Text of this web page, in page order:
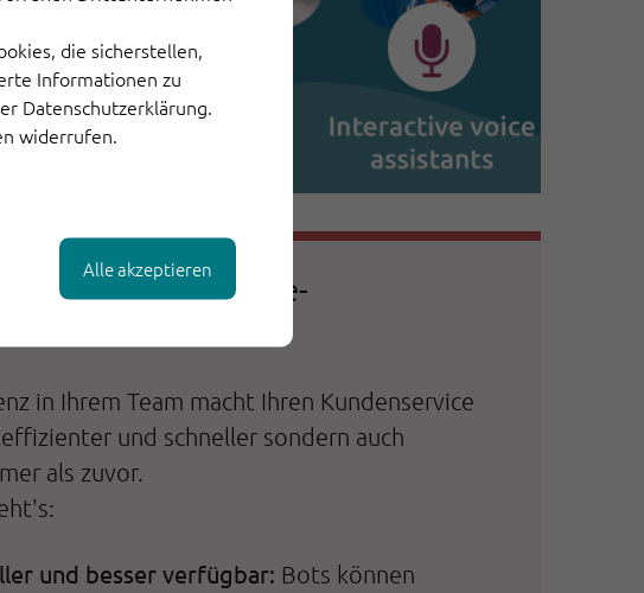
die sicherstellen,
Informationen zu
Datenschutzerklärung.
widerrufen.
Alle akzeptieren
Mensch-Maschine-
in Ihrem Team macht Ihren Kundenservice
und schneller sondern auch
als zuvor.
und besser verfügbar: Bots können